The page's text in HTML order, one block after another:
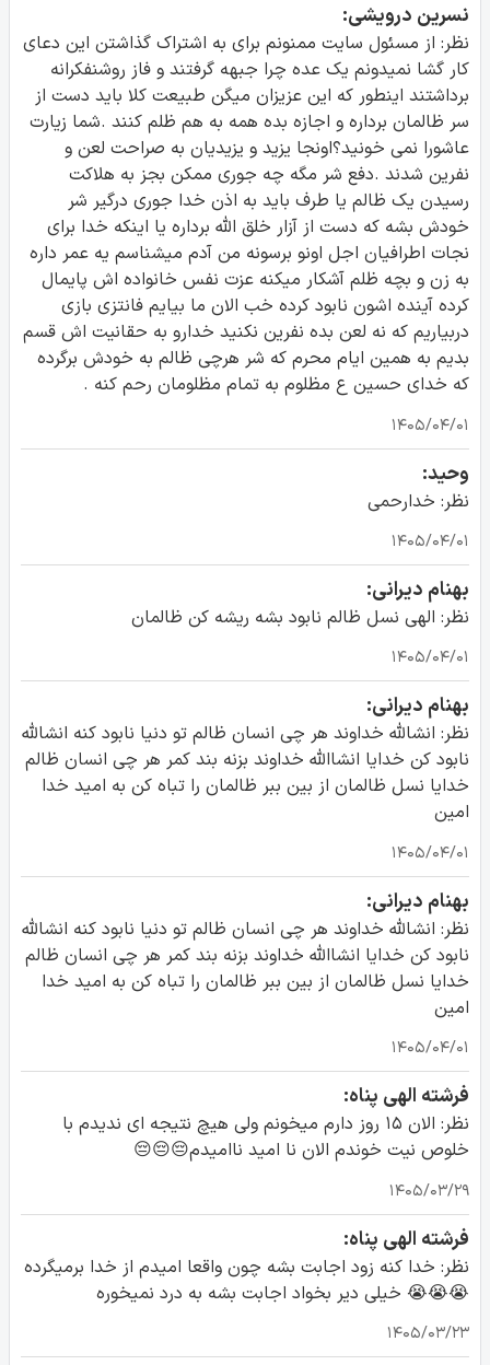
نسرین درویشی:
نظر: از مسئول سایت ممنونم برای به اشتراک گذاشتن این دعای
کار گشا نمیدونم یک عده چرا جبهه گرفتند و فاز روشنفکرانه
برداشتند اینطور که این عزیزان میگن طبیعت کلا باید دست از
سر ظالمان برداره و اجازه بده همه به هم ظلم کنند .شما زیارت
عاشورا نمی خونید؟اونجا یزید و یزیدیان به صراحت لعن و
نفرین شدند .دفع شر مگه چه جوری ممکن بجز به هلاکت
رسیدن یک ظالم یا طرف باید به اذن خدا جوری درگیر شر
خودش بشه که دست از آزار خلق الله برداره یا اینکه خدا برای
نجات اطرافیان اجل اونو برسونه من آدم میشناسم یه عمر داره
به زن و بچه ظلم آشکار میکنه عزت نفس خانواده اش پایمال
کرده آینده اشون نابود کرده خب الان ما بیایم فانتزی بازی
دربیاریم که نه لعن بده نفرین نکنید خدارو به حقانیت اش قسم
بدیم به همین ایام محرم که شر هرچی ظالم به خودش برگرده
که خدای حسین ع مظلوم به تمام مظلومان رحم کنه .
۱۴۰۵/۰۴/۰۱
وحید:
نظر: خدارحمی
۱۴۰۵/۰۴/۰۱
بهنام دیرانی:
نظر: الهی نسل ظالم نابود بشه ریشه کن ظالمان
۱۴۰۵/۰۴/۰۱
بهنام دیرانی:
نظر: انشالله خداوند هر چی انسان ظالم تو دنیا نابود کنه انشالله
نابود کن خدایا انشاالله خداوند بزنه بند کمر هر چی انسان ظالم
خدایا نسل ظالمان از بین ببر ظالمان را تباه کن به امید خدا
امین
۱۴۰۵/۰۴/۰۱
بهنام دیرانی:
نظر: انشالله خداوند هر چی انسان ظالم تو دنیا نابود کنه انشالله
نابود کن خدایا انشاالله خداوند بزنه بند کمر هر چی انسان ظالم
خدایا نسل ظالمان از بین ببر ظالمان را تباه کن به امید خدا
امین
۱۴۰۵/۰۴/۰۱
فرشته الهی پناه:
نظر: الان ۱۵ روز دارم میخونم ولی هیچ نتیجه ای ندیدم با
خلوص نیت خوندم الان نا امید ناامیدم😔😔😔
۱۴۰۵/۰۳/۲۹
فرشته الهی پناه:
نظر: خدا کنه زود اجابت بشه چون واقعا امیدم از خدا برمیگرده
😭😭😭 خیلی دیر بخواد اجابت بشه به درد نمیخوره
۱۴۰۵/۰۳/۲۳